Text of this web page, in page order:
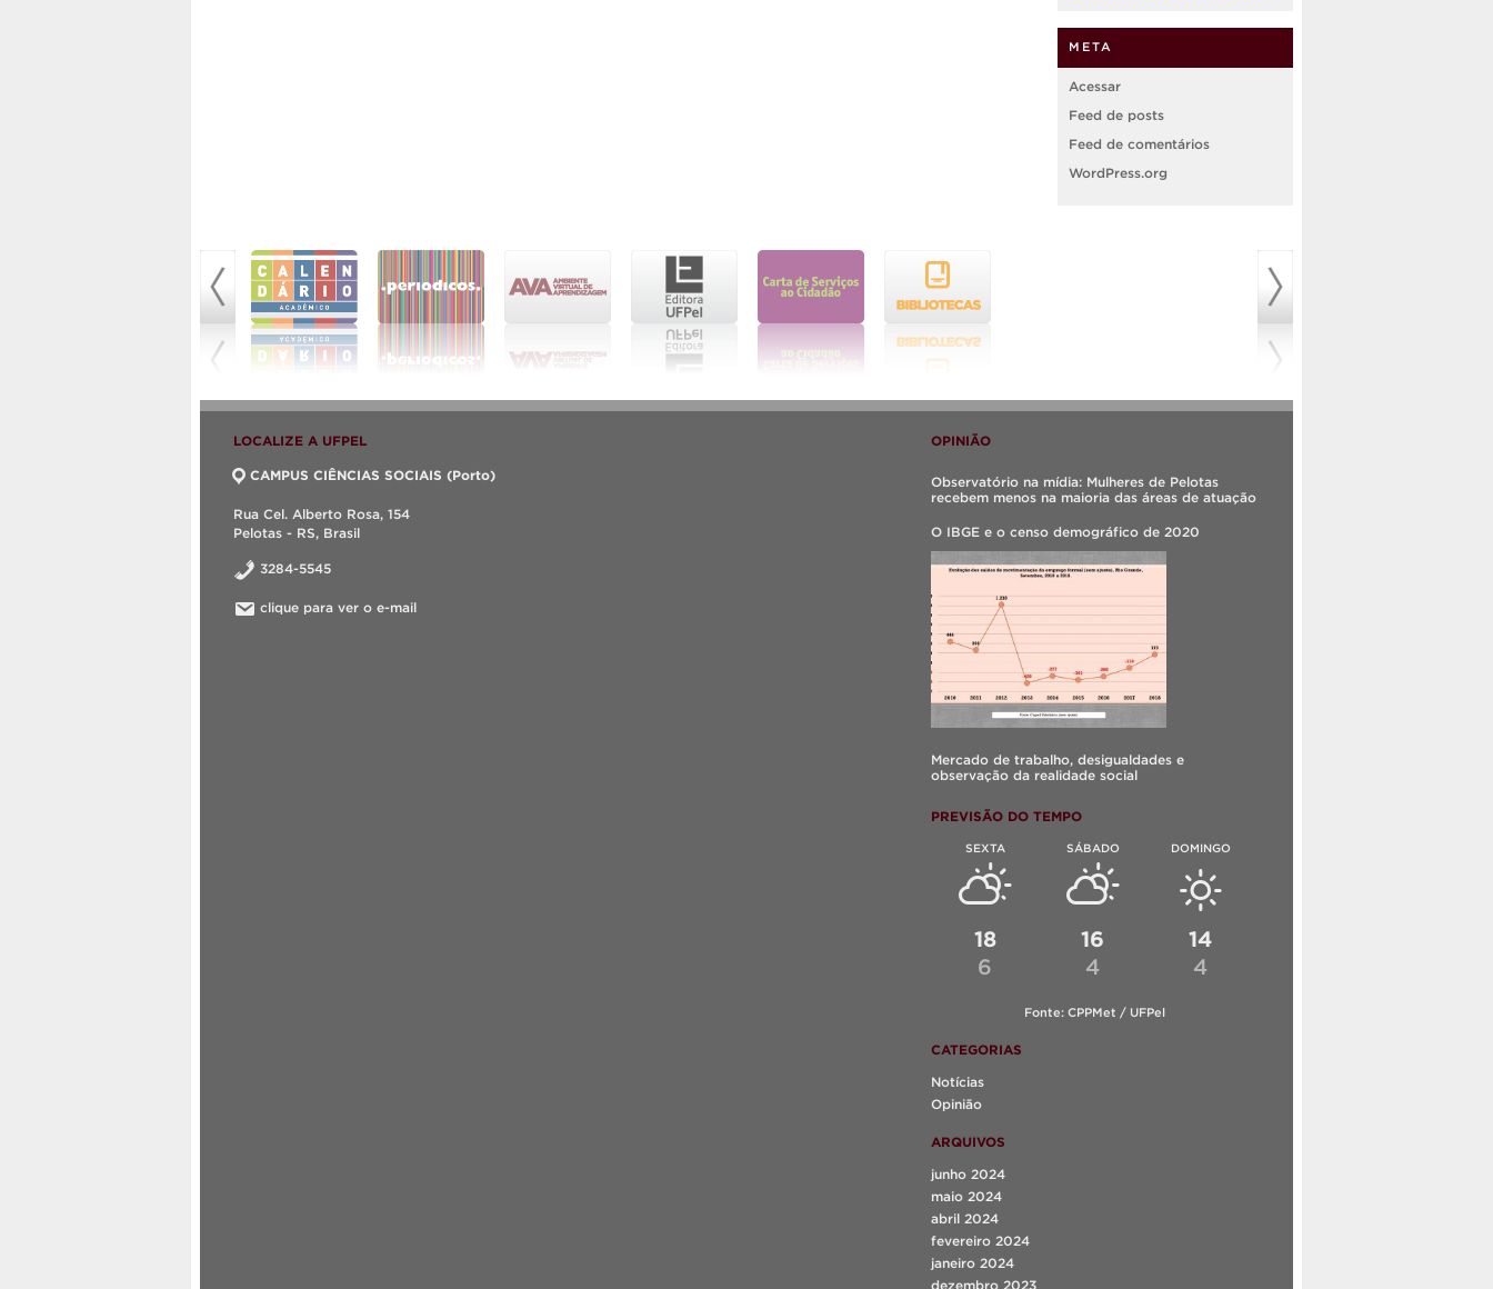
META
Acessar
Feed de posts
Feed de comentários
WordPress.org
LOCALIZE A UFPEL
CAMPUS CIÊNCIAS SOCIAIS (Porto)
Rua Cel. Alberto Rosa, 154
Pelotas - RS, Brasil
3284-5545
clique para ver o e-mail
OPINIÃO
Observatório na mídia: Mulheres de Pelotas
recebem menos na maioria das áreas de atuação
O IBGE e o censo demográfico de 2020
Mercado de trabalho, desigualdades e
observação da realidade social
PREVISÃO DO TEMPO
SEXTA
18
6
SÁBADO
16
4
DOMINGO
14
4
Fonte: CPPMet / UFPel
CATEGORIAS
Notícias
Opinião
ARQUIVOS
junho 2024
maio 2024
abril 2024
fevereiro 2024
janeiro 2024
dezembro 2023